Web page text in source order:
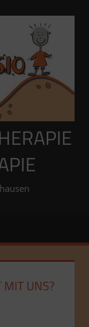
MIT UNS?